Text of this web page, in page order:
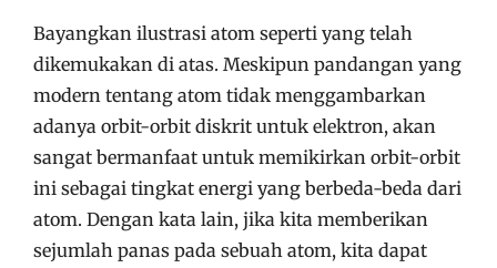
Bayangkan ilustrasi atom seperti yang telah
dikemukakan di atas. Meskipun pandangan yang
modern tentang atom tidak menggambarkan
adanya orbit-orbit diskrit untuk elektron, akan
sangat bermanfaat untuk memikirkan orbit-orbit
ini sebagai tingkat energi yang berbeda-beda dari
atom. Dengan kata lain, jika kita memberikan
sejumlah panas pada sebuah atom, kita dapat